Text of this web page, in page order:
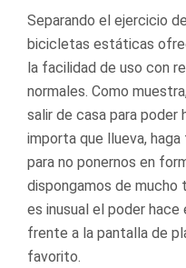
Separando el ejercicio
bicicletas estáticas
la facilidad de uso con
normales. Como
salir de casa para poder
importa que llueva,
para no ponernos en
dispongamos de mucho
es inusual el poder
frente a la pantalla de
favorito.